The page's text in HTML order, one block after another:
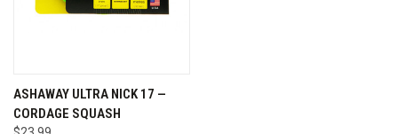
ASHAWAY ULTRA NICK 17 —
CORDAGE SQUASH